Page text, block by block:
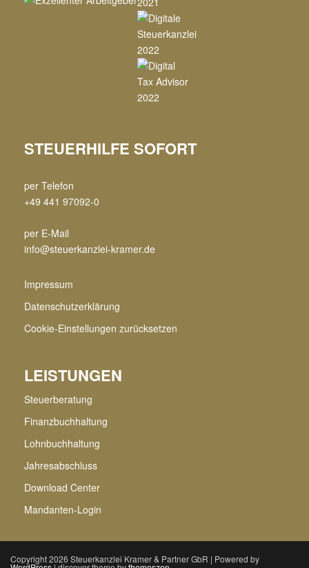
STEUERHILFE SOFORT
per Telefon
+49 441 97092-0
per E-Mail
info@steuerkanzlei-kramer.de
Impressum
Datenschutzerklärung
Cookie-Einstellungen zurücksetzen
LEISTUNGEN
Steuerberatung
Finanzbuchhaltung
Lohnbuchhaltung
Jahresabschluss
Download Center
Mandanten-Login
Copyright 2026 Steuerkanzlei Kramer & Partner GbR | Powered by